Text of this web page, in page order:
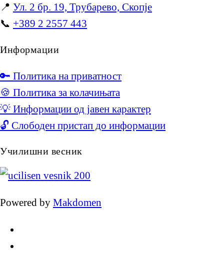
📍 Ул. 2 бр. 19, Трубарево, Скопје
📞 +389 2 2557 443
Информации
🔑 Политика на приватност
🍪 Политика за колачињата
💡 Информации од јавен карактер
🔓 Слободен пристап до информации
Училишни весник
Powered by Makdomen